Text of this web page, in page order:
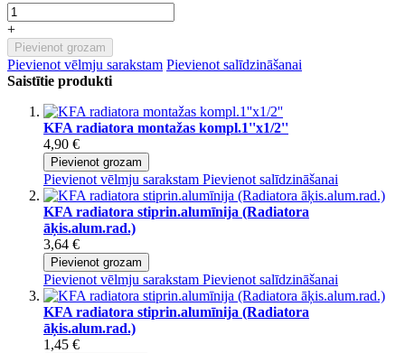
+
Pievienot grozam
Pievienot vēlmju sarakstam Pievienot salīdzināšanai
Saistītie produkti
KFA radiatora montažas kompl.1''x1/2''
4,90 €
Pievienot grozam
Pievienot vēlmju sarakstam Pievienot salīdzināšanai
KFA radiatora stiprin.alumīnija (Radiatora
āķis.alum.rad.)
3,64 €
Pievienot grozam
Pievienot vēlmju sarakstam Pievienot salīdzināšanai
KFA radiatora stiprin.alumīnija (Radiatora
āķis.alum.rad.)
1,45 €